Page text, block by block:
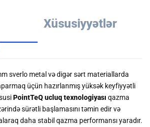
Xüsusiyyətlər
sverlo metal və digər sərt materiallarda
üçün hazırlanmış yüksək keyfiyyətli
PointTeQ ucluq texnologiyası qazma
sürətli başlamasını təmin edir və
daha stabil qazma performansı yaradır.